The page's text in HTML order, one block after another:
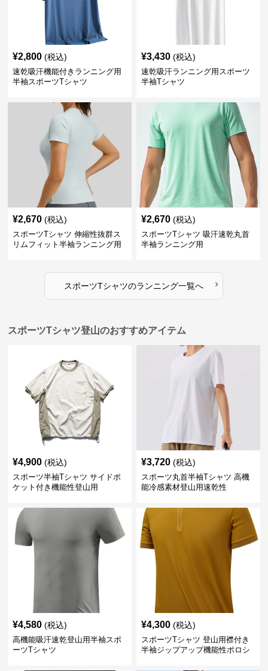
¥2,800 (税込)
速乾吸汗機能付きランニング用
半袖スポーツTシャツ
¥3,430 (税込)
速乾吸汗ランニング用スポーツ
半袖Tシャツ
¥2,670 (税込)
スポーツTシャツ 伸縮性抜群ス
リムフィット半袖ランニング用
¥2,670 (税込)
スポーツTシャツ 吸汗速乾丸首
半袖ランニング用
スポーツTシャツのランニング一覧へ ›
スポーツTシャツ登山のおすすめアイテム
¥4,900 (税込)
スポーツ半袖Tシャツ サイドポ
ケット付き機能性登山用
¥3,720 (税込)
スポーツ丸首半袖Tシャツ 高機
能冷感素材登山用速乾性
¥4,580 (税込)
高機能吸汗速乾登山用半袖スポ
ーツTシャツ
¥4,300 (税込)
スポーツTシャツ 登山用襟付き
半袖ジップアップ機能性ポロシ